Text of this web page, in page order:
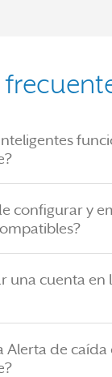
configurar y
una cuenta en
Alerta de caída